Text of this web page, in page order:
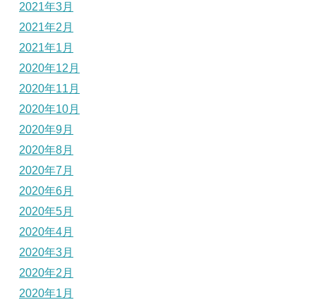
2021年3月
2021年2月
2021年1月
2020年12月
2020年11月
2020年10月
2020年9月
2020年8月
2020年7月
2020年6月
2020年5月
2020年4月
2020年3月
2020年2月
2020年1月